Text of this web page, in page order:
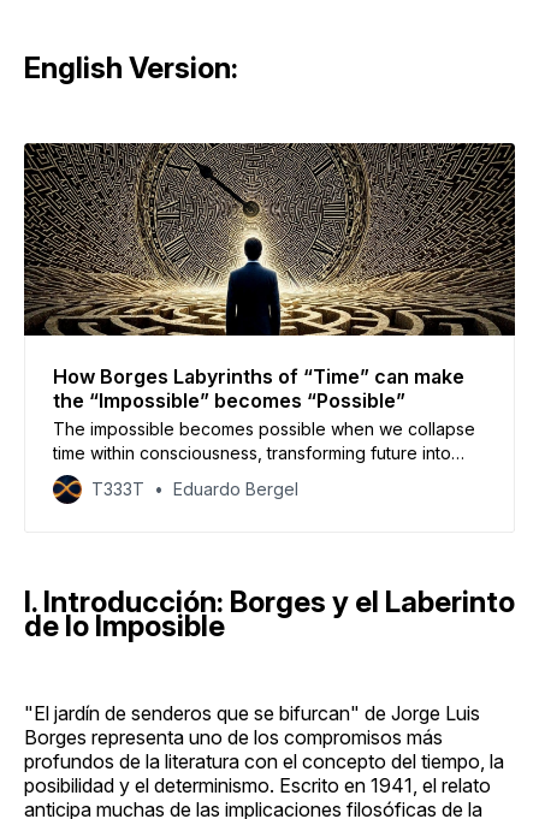
English Version:
How Borges Labyrinths of “Time” can make
the “Impossible” becomes “Possible”
The impossible becomes possible when we collapse
time within consciousness, transforming future into
memory and thereby transcending the labyrinth of
choice through an act of paradoxical commitment.
T333T Eduardo Bergel
I. Introducción: Borges y el Laberinto
de lo Imposible
"El jardín de senderos que se bifurcan" de Jorge Luis
Borges representa uno de los compromisos más
profundos de la literatura con el concepto del tiempo, la
posibilidad y el determinismo. Escrito en 1941, el relato
anticipa muchas de las implicaciones filosóficas de la